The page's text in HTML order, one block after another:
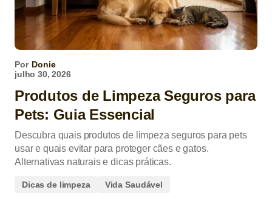
Por Donie
julho 30, 2026
Produtos de Limpeza Seguros para
Pets: Guia Essencial
Descubra quais produtos de limpeza seguros para pets
usar e quais evitar para proteger cães e gatos.
Alternativas naturais e dicas práticas.
Dicas de limpeza Vida Saudável